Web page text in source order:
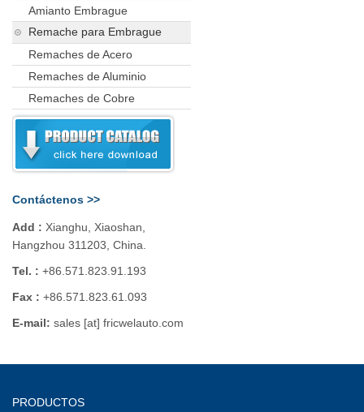
Amianto Embrague
Remache para Embrague
Remaches de Acero
Remaches de Aluminio
Remaches de Cobre
Contáctenos >>
Add : Xianghu, Xiaoshan,
Hangzhou 311203, China.
Tel. : +86.571.823.91.193
Fax : +86.571.823.61.093
E-mail: sales [at] fricwelauto.com
PRODUCTOS